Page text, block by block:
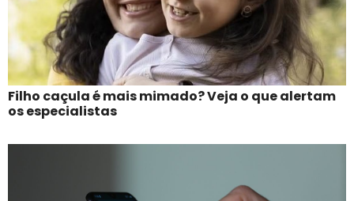
Filho caçula é mais mimado? Veja o que alertam
os especialistas